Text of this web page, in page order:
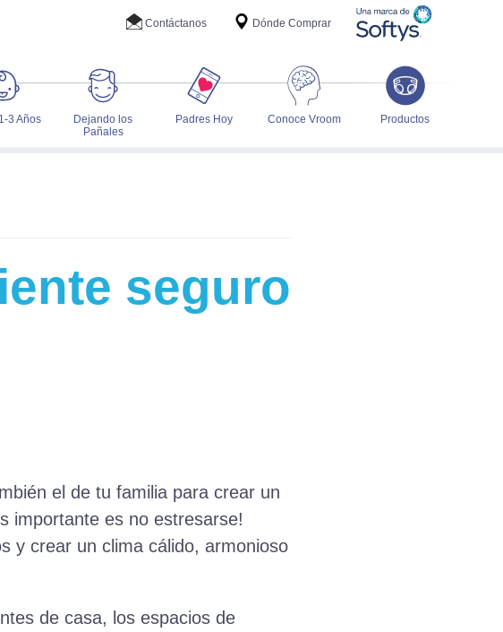
3 Años
Dejando los
Pañales
Padres Hoy Conoce Vroom Productos
Dónde Comprar
Contáctanos
seguro
el de tu familia para crear un
importante es no estresarse!
y crear un clima cálido, armonioso
de casa, los espacios de